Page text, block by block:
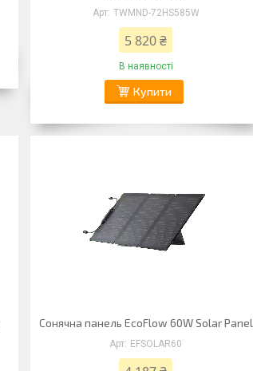
TWMND-72HS585W
5 820 ₴
В наявності
Купити
Сонячна панель EcoFlow 60W Solar Panel
EFSOLAR60